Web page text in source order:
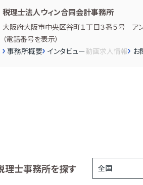
税理士法人ウィン合同会計事務所
大阪府大阪市中央区谷町１丁目３番５号 アン
（電話番号を表示）
事務所概要 インタビュー動画求人情報 お
理士事務所を探す